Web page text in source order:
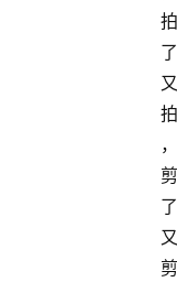
拍
了
又
拍
，
剪
了
又
剪